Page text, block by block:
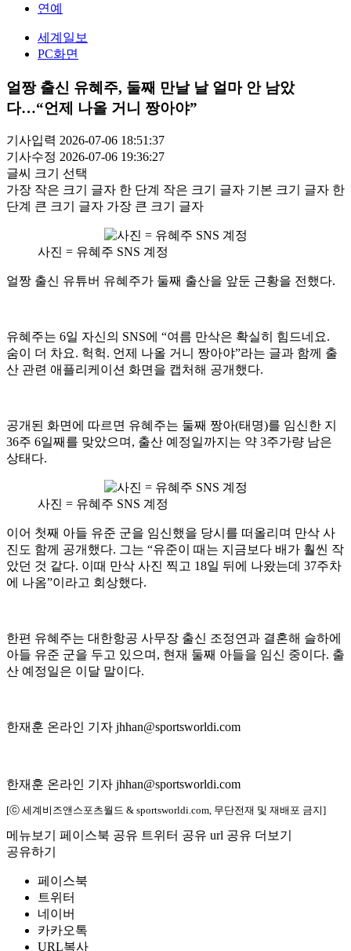
연예
세계일보
PC화면
얼짱 출신 유혜주, 둘째 만날 날 얼마 안 남았
다…“언제 나올 거니 짱아야”
기사입력 2026-07-06 18:51:37
기사수정 2026-07-06 19:36:27
글씨 크기 선택
가장 작은 크기 글자 한 단계 작은 크기 글자 기본 크기 글자 한
단계 큰 크기 글자 가장 큰 크기 글자
사진 = 유혜주 SNS 계정
얼짱 출신 유튜버 유혜주가 둘째 출산을 앞둔 근황을 전했다.
유혜주는 6일 자신의 SNS에 “여름 만삭은 확실히 힘드네요.
숨이 더 차요. 헉헉. 언제 나올 거니 짱아야”라는 글과 함께 출
산 관련 애플리케이션 화면을 캡처해 공개했다.
공개된 화면에 따르면 유혜주는 둘째 짱아(태명)를 임신한 지
36주 6일째를 맞았으며, 출산 예정일까지는 약 3주가량 남은
상태다.
사진 = 유혜주 SNS 계정
이어 첫째 아들 유준 군을 임신했을 당시를 떠올리며 만삭 사
진도 함께 공개했다. 그는 “유준이 때는 지금보다 배가 훨씬 작
았던 것 같다. 이때 만삭 사진 찍고 18일 뒤에 나왔는데 37주차
에 나옴”이라고 회상했다.
한편 유혜주는 대한항공 사무장 출신 조정연과 결혼해 슬하에
아들 유준 군을 두고 있으며, 현재 둘째 아들을 임신 중이다. 출
산 예정일은 이달 말이다.
한재훈 온라인 기자 jhhan@sportsworldi.com
한재훈 온라인 기자 jhhan@sportsworldi.com
[ⓒ 세계비즈앤스포츠월드 & sportsworldi.com, 무단전재 및 재배포 금지]
메뉴보기 페이스북 공유 트위터 공유 url 공유 더보기
공유하기
페이스북
트위터
네이버
카카오톡
URL복사